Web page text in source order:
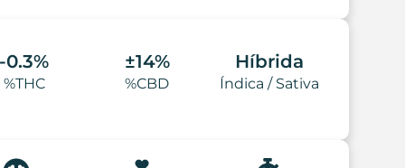
-0.3%
%THC
±14%
%CBD
Híbrida
Índica / Sativa